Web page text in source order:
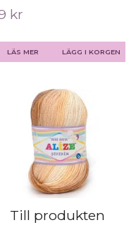
kr
LÄS MER LÄGG I KORGEN
Till produkten